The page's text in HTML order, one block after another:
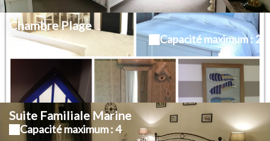
Chambre Plage
Capacité maximum : 2
Suite Familiale Marine
Capacité maximum : 4